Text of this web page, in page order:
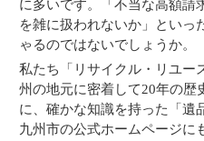
に多いです。「不当な高額請
を雑に扱われないか」といっ
ゃるのではないでしょうか。
私たち「リサイクル・リユー
州の地元に密着して20年の歴
に、確かな知識を持った「遺
九州市の公式ホームページに